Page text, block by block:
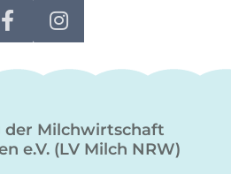
der Milchwirtschaft
e.V. (LV Milch NRW)